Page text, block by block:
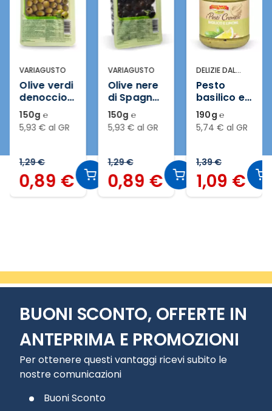
VARIAGUSTO
Olive verdi
denocciol
ate
150g ℮
5,93 € al GR
1,29 €
0,89 €
VARIAGUSTO
Olive nere
di Spagna
denocciol
ate
150g ℮
5,93 € al GR
1,29 €
0,89 €
DELIZIE DAL
SOLE
Pesto
basilico e
limone
190g ℮
5,74 € al GR
1,39 €
1,09 €
BUONI SCONTO, OFFERTE IN
ANTEPRIMA E PROMOZIONI
Per ottenere questi vantaggi ricevi subito le
nostre comunicazioni
Buoni Sconto